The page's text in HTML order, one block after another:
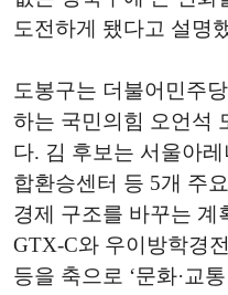
도전하게 됐다고 설명
도봉구는 더불어민주
하는 국민의힘 오언석
다. 김 후보는 서울아
합환승센터 등 5개 주
경제 구조를 바꾸는 계
GTX-C와 우이방학경
등을 축으로 ‘문화·교